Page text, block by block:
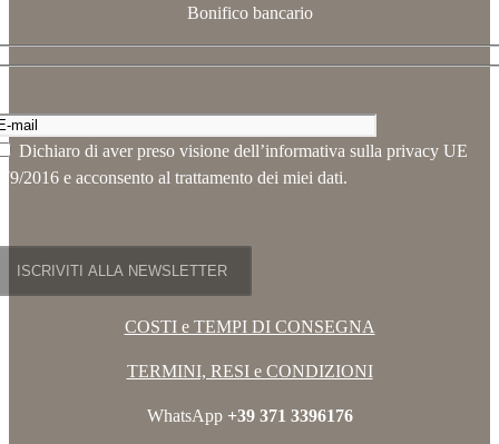
Bonifico bancario
Dichiaro di aver preso visione dell’informativa sulla privacy UE
2016 e acconsento al trattamento dei miei dati.
COSTI e TEMPI DI CONSEGNA
TERMINI, RESI e CONDIZIONI
WhatsApp +39 371 3396176